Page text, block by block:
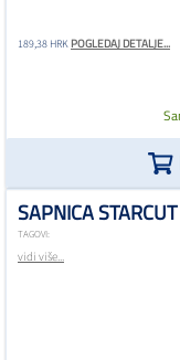
189,38 HRKPOGLEDAJ DETALJE...
SAPNICA
TAGOVI:
vidi više...